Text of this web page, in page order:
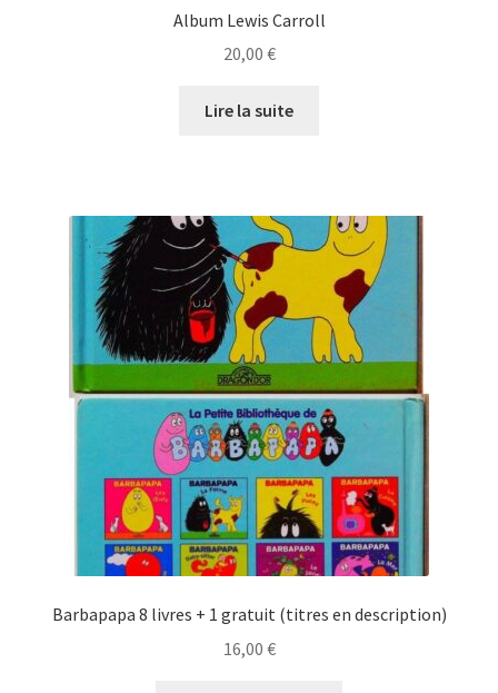
Album Lewis Carroll
20,00 €
Lire la suite
Barbapapa 8 livres + 1 gratuit (titres en description)
16,00 €